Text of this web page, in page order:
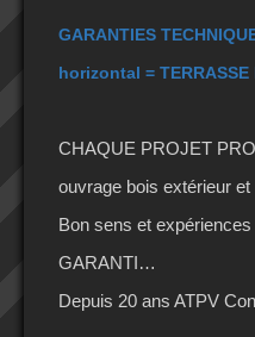
GARANTIES
horizontal = TERRASSE
CHAQUE PROJET
ouvrage bois extérieur
Bon sens et
GARANTI…
Depuis 20 ans ATPV